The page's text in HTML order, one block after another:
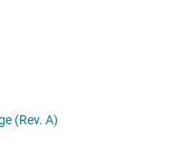
(Rev. A)